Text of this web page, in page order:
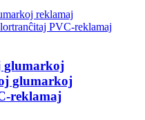
glumarkoj
glumarkoj
reklamaj